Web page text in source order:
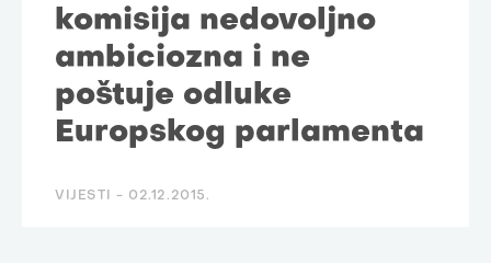
komisija nedovoljno
ambiciozna i ne
poštuje odluke
Europskog parlamenta
VIJESTI - 02.12.2015.